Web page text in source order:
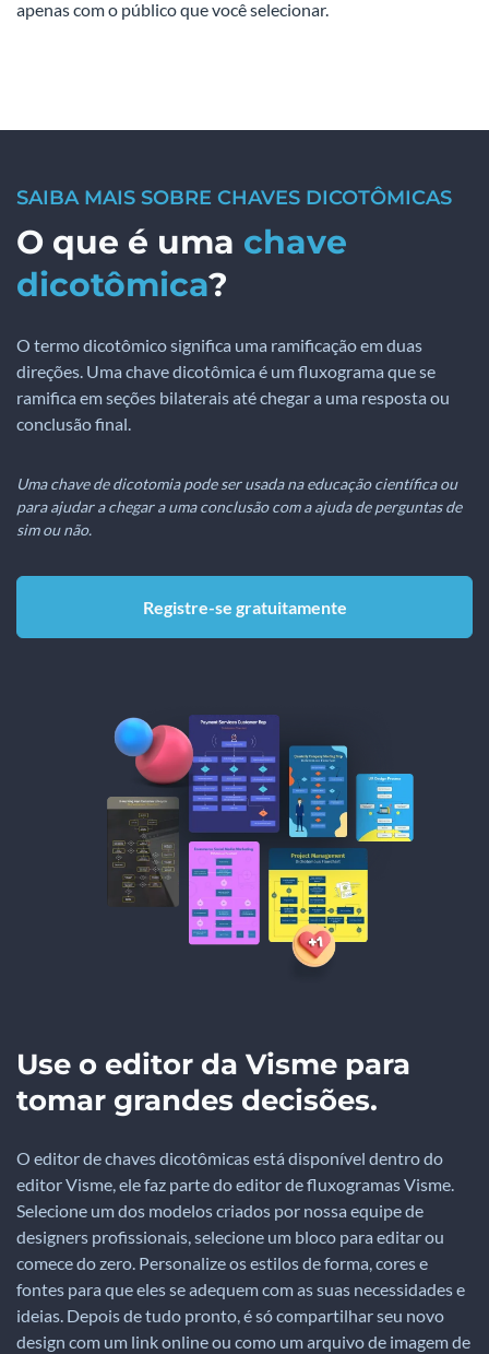
apenas com o público que você selecionar.
SAIBA MAIS SOBRE CHAVES DICOTÔMICAS
O que é uma chave
dicotômica?
O termo dicotômico significa uma ramificação em duas
direções. Uma chave dicotômica é um fluxograma que se
ramifica em seções bilaterais até chegar a uma resposta ou
conclusão final.
Uma chave de dicotomia pode ser usada na educação científica ou
para ajudar a chegar a uma conclusão com a ajuda de perguntas de
sim ou não.
Registre-se gratuitamente
Use o editor da Visme para
tomar grandes decisões.
O editor de chaves dicotômicas está disponível dentro do
editor Visme, ele faz parte do editor de fluxogramas Visme.
Selecione um dos modelos criados por nossa equipe de
designers profissionais, selecione um bloco para editar ou
comece do zero. Personalize os estilos de forma, cores e
fontes para que eles se adequem com as suas necessidades e
ideias. Depois de tudo pronto, é só compartilhar seu novo
design com um link online ou como um arquivo de imagem de